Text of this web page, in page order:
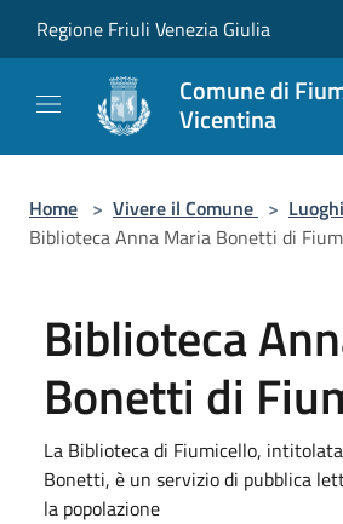
Regione Friuli Venezia Giulia
Comune di
Vicentina
Home > Vivere il Comune > Luoghi
Biblioteca Anna Maria Bonetti di
Biblioteca
Bonetti di
La Biblioteca di Fiumicello,
Bonetti, è un servizio di pubblica
la popolazione